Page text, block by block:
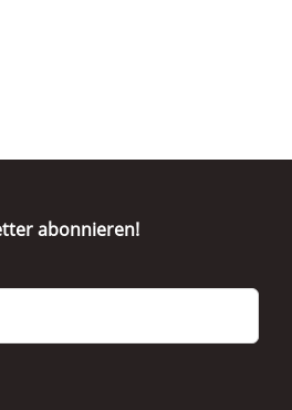
abonnieren!